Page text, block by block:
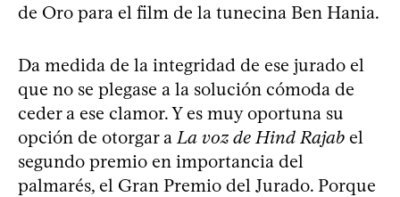
de Oro para el film de la tunecina Ben Hania.
Da medida de la integridad de ese jurado el
que no se plegase a la solución cómoda de
ceder a ese clamor. Y es muy oportuna su
opción de otorgar a La voz de Hind Rajab el
segundo premio en importancia del
palmarés, el Gran Premio del Jurado. Porque